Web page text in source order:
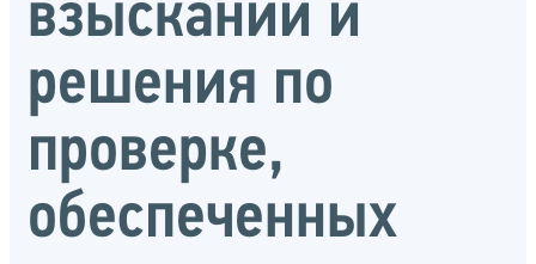
взыскании и
решения по
проверке,
обеспеченных